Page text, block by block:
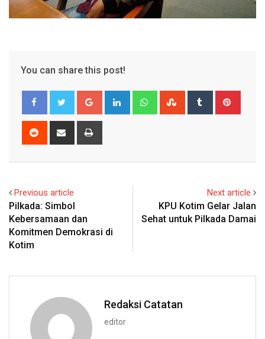
You can share this post!
Google+ LinkedIn WhatsappStumbleUpon
Tumblr
Reddit
Share
Previous article
Pilkada: Simbol
Kebersamaan dan
Komitmen Demokrasi di
Kotim
Next article
KPU Kotim Gelar Jalan
Sehat untuk Pilkada Damai
Redaksi Catatan
editor